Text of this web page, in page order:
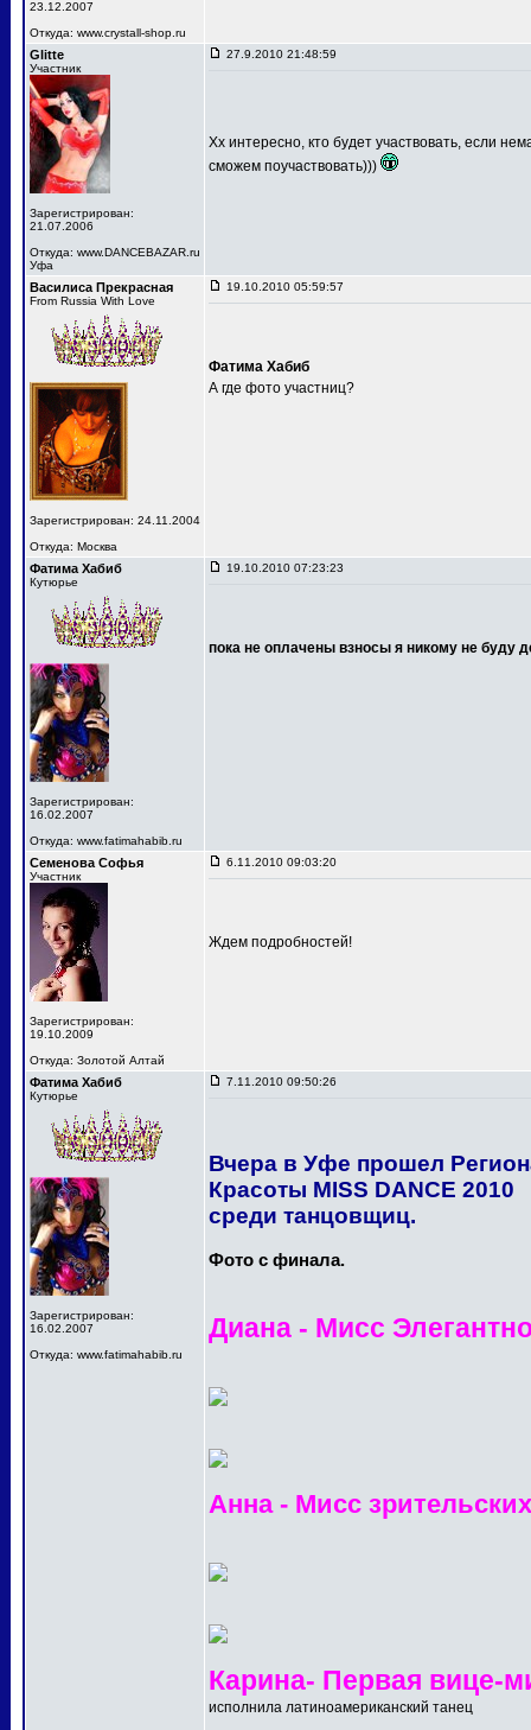
23.12.2007
Откуда: www.crystall-shop.ru
Glitte
Участник
Зарегистрирован:
21.07.2006
Откуда: www.DANCEBAZAR.ru
Уфа
27.9.2010 21:48:59
Хх интересно, кто будет участвовать, если
сможем поучаствовать)))
Василиса Прекрасная
From Russia With Love
Зарегистрирован: 24.11.2004
Откуда: Москва
19.10.2010 05:59:57
Фатима Хабиб
А где фото участниц?
Фатима Хабиб
Кутюрье
Зарегистрирован:
16.02.2007
Откуда: www.fatimahabib.ru
19.10.2010 07:23:23
пока не оплачены взносы я никому не буду
Семенова Софья
Участник
Зарегистрирован:
19.10.2009
Откуда: Золотой Алтай
6.11.2010 09:03:20
Ждем подробностей!
Фатима Хабиб
Кутюрье
Зарегистрирован:
16.02.2007
Откуда: www.fatimahabib.ru
7.11.2010 09:50:26
Вчера в Уфе прошел
Красоты MISS DANCE 2010
среди танцовщиц.
Фото с финала.
Диана - Мисс
Анна - Мисс
Карина- Первая вице-
исполнила латиноамериканский танец